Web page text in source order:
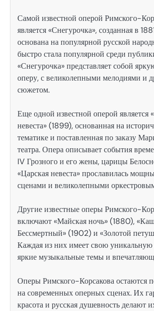
Самой известной оперой Римского-
является «Снегурочка», созданная в
основана на популярной русской
быстро стала популярной среди
«Снегурочка» представляет собой
оперу, с великолепными мелодиями и
сюжетом.
Еще одной известной оперой является
невеста» (1899), основанная на
тематике и поставленная по заказу
театра. Опера описывает события
IV Грозного и его жены, царицы
«Царская невеста» прославилась
сценами и великолепными
Другие известные оперы Римского-
включают «Майская ночь» (1880),
Бессмертный» (1902) и «Золотой
Каждая из них имеет свою уникальную
яркие музыкальные темы и
Оперы Римского-Корсакова остаются
на современных оперных сценах. Их
красота и русская душевность делают